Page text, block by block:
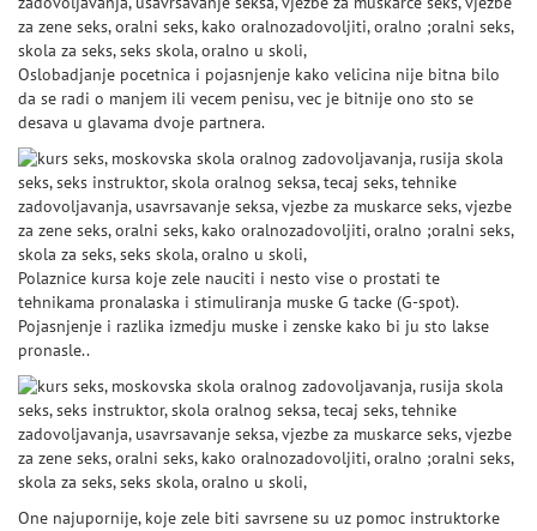
Oslobadjanje pocetnica i pojasnjenje kako velicina nije bitna bilo
da se radi o manjem ili vecem penisu, vec je bitnije ono sto se
desava u glavama dvoje partnera.
Polaznice kursa koje zele nauciti i nesto vise o prostati te
tehnikama pronalaska i stimuliranja muske G tacke (G-spot).
Pojasnjenje i razlika izmedju muske i zenske kako bi ju sto lakse
pronasle..
One najupornije, koje zele biti savrsene su uz pomoc instruktorke